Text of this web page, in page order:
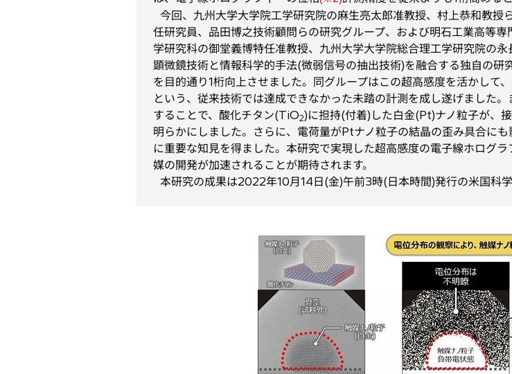
今回、九州大学大学院工学研究院の麻生亮太郎准教授、村上恭和教授
任研究員、品田博之技術顧問らの研究グループ、および明石工業高等
学研究科の御堂義博特任准教授、九州大学大学院総合理工学研究院の
顕微鏡技術と情報科学的手法(微弱信号の抽出技術)を融合する独自の
を目的通り1桁向上させました。同グループはこの超高感度を活かして
という、従来技術では達成できなかった未踏の計測を成し遂げました
することで、酸化チタン(TiO2)に担持(付着)した白金(Pt)ナノ粒子が、
明らかにしました。さらに、電荷量がPtナノ粒子の結晶の歪み具合に
に重要な知見を得ました。本研究で実現した超高感度の電子線ホログ
媒の開発が加速されることが期待されます。
本研究の成果は2022年10月14日(金)午前3時(日本時間)発行の米国科